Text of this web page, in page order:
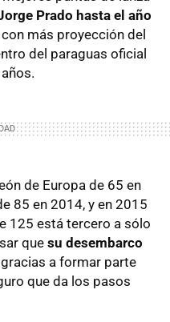
Prado hasta el año
más proyección del
del paraguas oficial
de Europa de 65 en
85 en 2014, y en 2015
125 está tercero a sólo
que su desembarco
a formar parte
que da los pasos